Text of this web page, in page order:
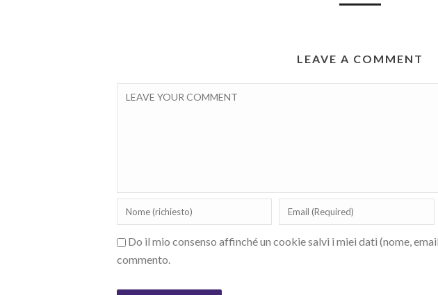
LEAVE A COMMENT
Do il mio consenso affinché un cookie salvi i miei dati (nome,
commento.